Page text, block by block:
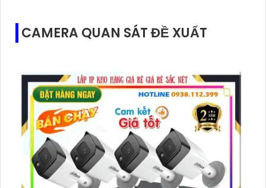
CAMERA QUAN SÁT ĐỀ XUẤT